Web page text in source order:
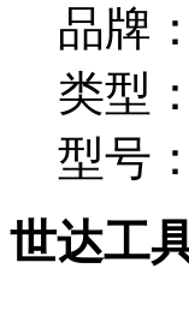
品牌
类型
型号
世达工